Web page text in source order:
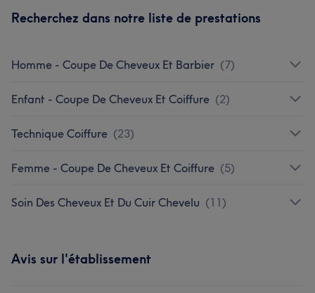
Recherchez dans notre liste de prestations
Homme - Coupe De Cheveux Et Barbier (7)
Enfant - Coupe De Cheveux Et Coiffure (2)
Technique Coiffure (23)
Femme - Coupe De Cheveux Et Coiffure (5)
Soin Des Cheveux Et Du Cuir Chevelu (11)
Avis sur l'établissement